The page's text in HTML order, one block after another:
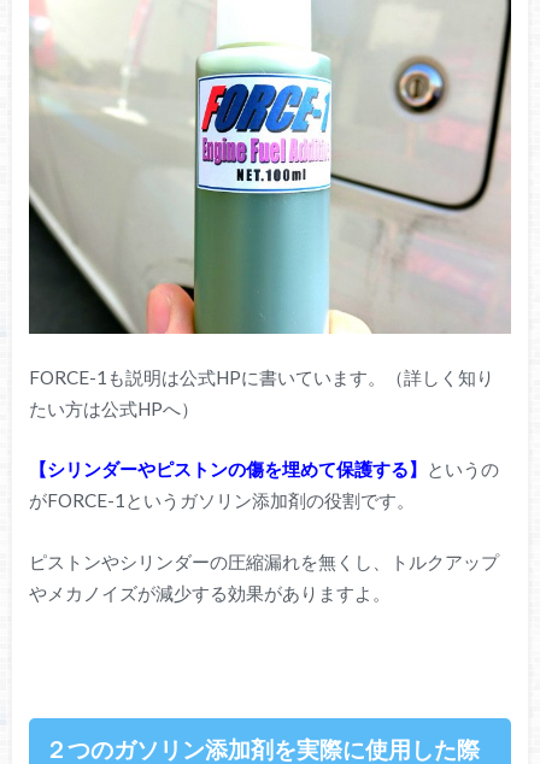
FORCE-1も説明は公式HPに書いています。（詳しく知り
たい方は公式HPへ）
【シリンダーやピストンの傷を埋めて保護する】
というの
がFORCE-1というガソリン添加剤の役割です。
ピストンやシリンダーの圧縮漏れを無くし、トルクアップ
やメカノイズが減少する効果がありますよ。
２つのガソリン添加剤を実際に使用した際